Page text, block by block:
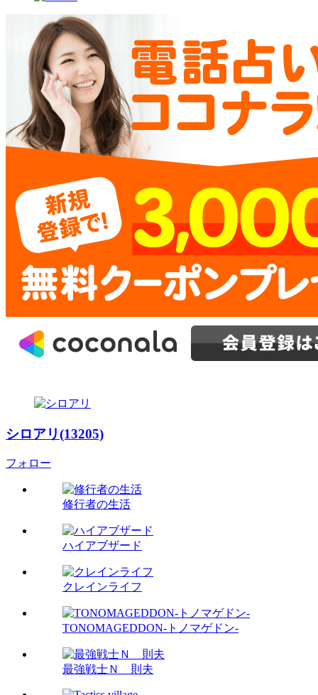
シロアリ(13205)
フォロー
修行者の生活
ハイアブザード
クレインライフ
TONOMAGEDDON-トノマゲドン-
最強戦士Ｎ 則夫